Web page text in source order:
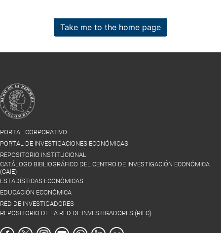
Take me to the home page
PORTAL CORPORATIVO
PORTAL DE INVESTIGACIONES ECONÓMICAS
REPOSITORIO INSTITUCIONAL
CATÁLOGO BIBLIOGRÁFICO DEL CENTRO DE INVESTIGACIÓN ECONÓMICA
(CAIE)
ESTADÍSTICAS ECONÓMICAS
EDUCACIÓN ECONÓMICA
RED DE INVESTIGADORES
REPOSITORIO DE LA RED DE INVESTIGADORES (RIEC)